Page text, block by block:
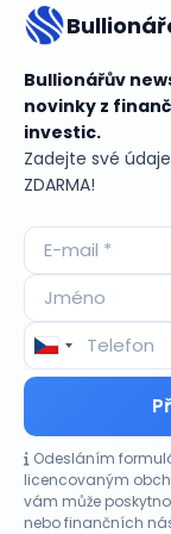
Bullionářův
novinky z
investic.
Zadejte své
ZDARMA!
Odesláním
licencovaným
vám může
nebo finančních
Aktuální
CO HÝBE TRHEM
Plány